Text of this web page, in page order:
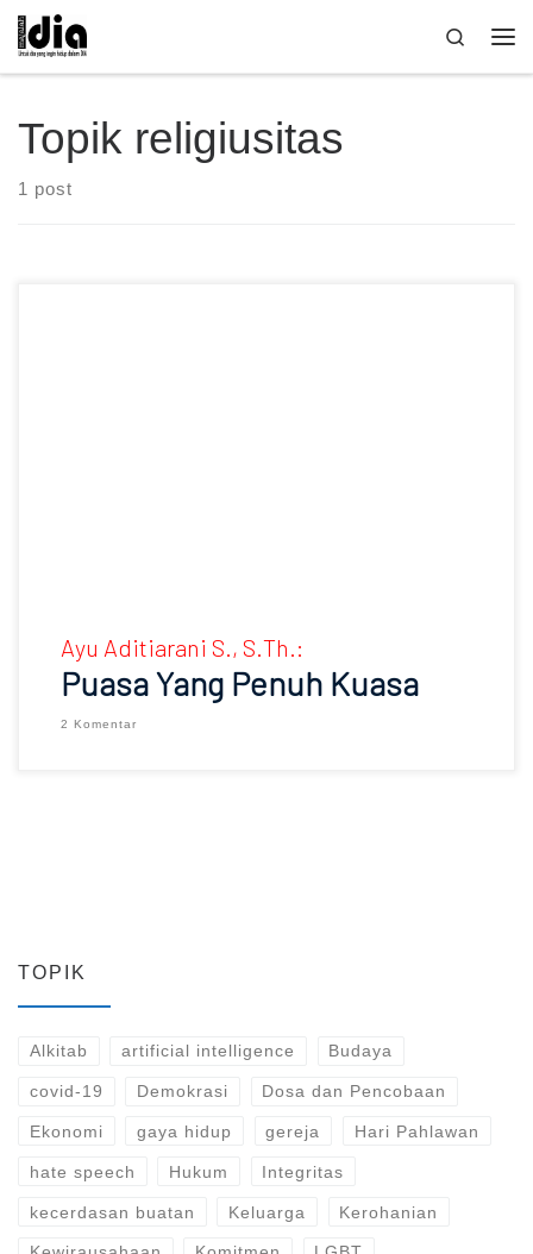
Skip to content
Search
Topik religiusitas
1 post
Ayu Aditiarani S., S.Th.:
Puasa Yang Penuh Kuasa
2 Komentar
TOPIK
Alkitab artificial intelligence Budaya
covid-19 Demokrasi Dosa dan Pencobaan
Ekonomi gaya hidup gereja Hari Pahlawan
hate speech Hukum Integritas
kecerdasan buatan Keluarga Kerohanian